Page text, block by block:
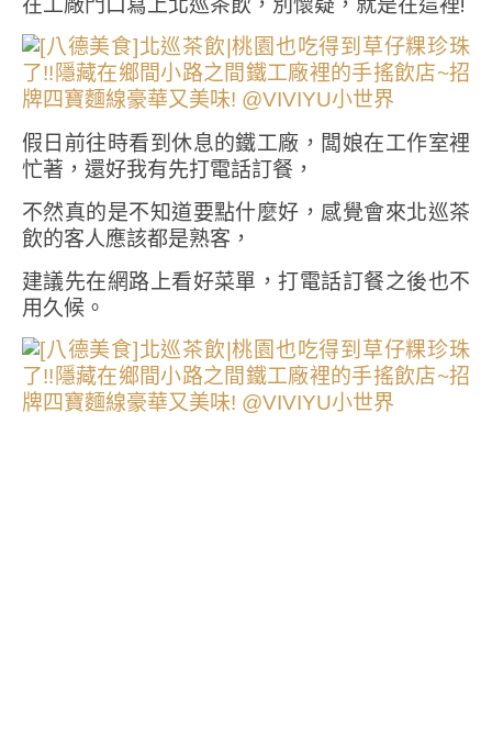
假日前往時看到休息的鐵工廠，闆娘在工作室裡
忙著，還好我有先打電話訂餐，
不然真的是不知道要點什麼好，感覺會來北巡茶
飲的客人應該都是熟客，
建議先在網路上看好菜單，打電話訂餐之後也不
用久候。